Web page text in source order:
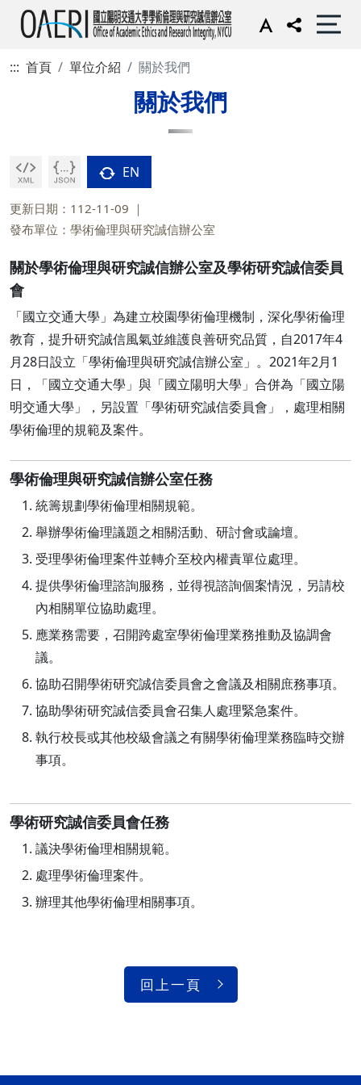
::: 首頁 單位介紹 關於我們
關於我們
EN
更新日期：112-11-09
發布單位：學術倫理與研究誠信辦公室
關於學術倫理與研究誠信辦公室及學術研究誠信委員
會
「國立交通大學」為建立校園學術倫理機制，深化學術倫理
教育，提升研究誠信風氣並維護良善研究品質，自2017年4
月28日設立「學術倫理與研究誠信辦公室」。2021年2月1
日，「國立交通大學」與「國立陽明大學」合併為「國立陽
明交通大學」，另設置「學術研究誠信委員會」，處理相關
學術倫理的規範及案件。
學術倫理與研究誠信辦公室任務
統籌規劃學術倫理相關規範。
舉辦學術倫理議題之相關活動、研討會或論壇。
受理學術倫理案件並轉介至校內權責單位處理。
提供學術倫理諮詢服務，並得視諮詢個案情況，另請校
內相關單位協助處理。
應業務需要，召開跨處室學術倫理業務推動及協調會
議。
協助召開學術研究誠信委員會之會議及相關庶務事項。
協助學術研究誠信委員會召集人處理緊急案件。
執行校長或其他校級會議之有關學術倫理業務臨時交辦
事項。
學術研究誠信委員會任務
議決學術倫理相關規範。
處理學術倫理案件。
辦理其他學術倫理相關事項。
回上一頁